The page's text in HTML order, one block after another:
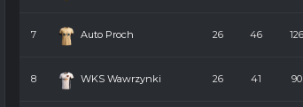
7 Auto Proch 26 46 126
8 WKS Wawrzynki 26 41 90